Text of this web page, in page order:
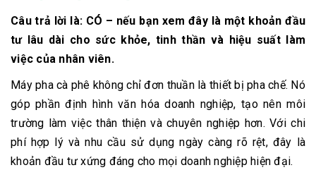
Câu trả lời là: CÓ – nếu bạn xem đây là một khoản đầu
tư lâu dài cho sức khỏe, tinh thần và hiệu suất làm
việc của nhân viên.
Máy pha cà phê không chỉ đơn thuần là thiết bị pha chế. Nó
góp phần định hình văn hóa doanh nghiệp, tạo nên môi
trường làm việc thân thiện và chuyên nghiệp hơn. Với chi
phí hợp lý và nhu cầu sử dụng ngày càng rõ rệt, đây là
khoản đầu tư xứng đáng cho mọi doanh nghiệp hiện đại.